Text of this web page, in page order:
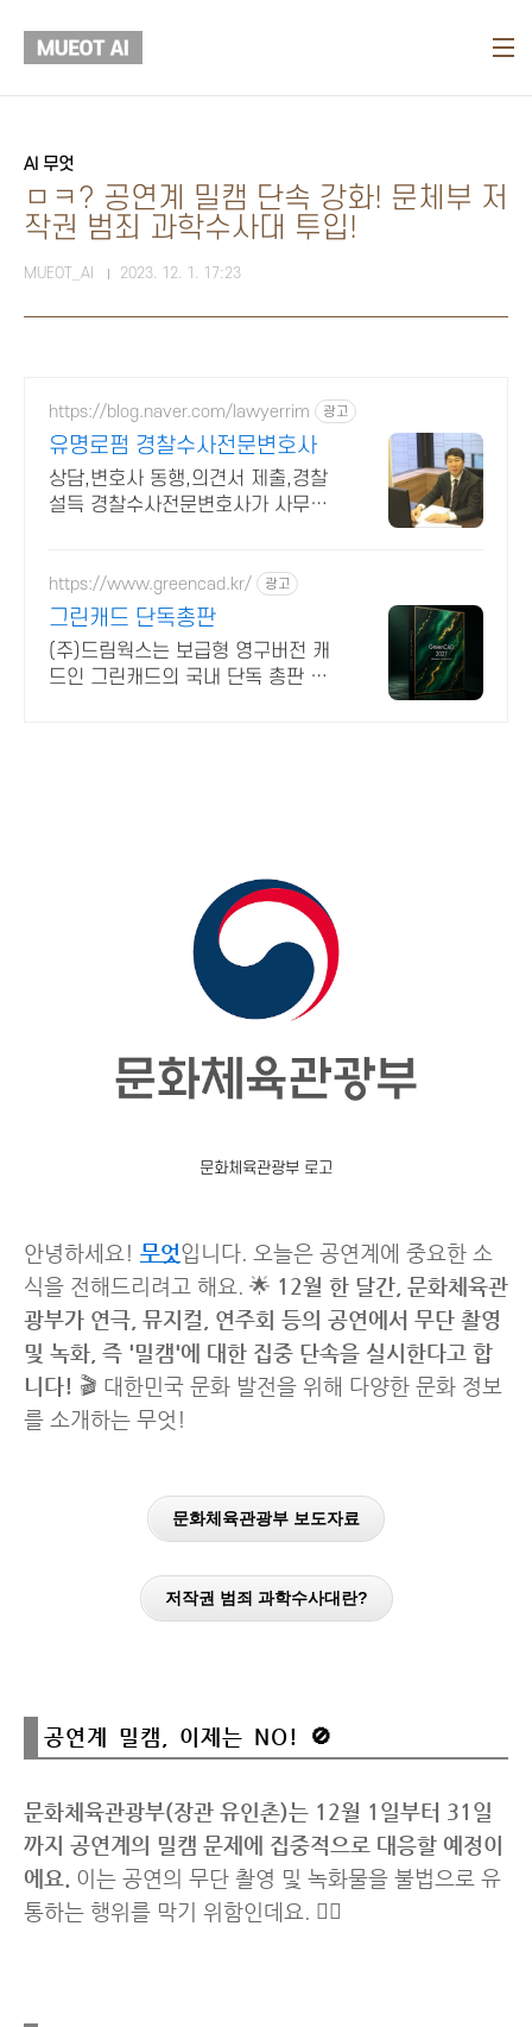
AI 무엇
ㅁㅋ? 공연계 밀캠 단속 강화! 문체부 저
작권 범죄 과학수사대 투입!
MUEOT_AI 2023. 12. 1. 17:23
https://blog.naver.com/lawyerrim 광고
유명로펌 경찰수사전문변호사
상담,변호사 동행,의견서 제출,경찰
설득 경찰수사전문변호사가 사무장
통신위원장출신 70여명협업가능
https://www.greencad.kr/ 광고
그린캐드 단독총판
(주)드림웍스는 보급형 영구버전 캐
드인 그린캐드의 국내 단독 총판 입
문화체육관광부 로고
안녕하세요! 무엇입니다. 오늘은 공연계에 중요한 소
식을 전해드리려고 해요. 🌟 12월 한 달간, 문화체육관
광부가 연극, 뮤지컬, 연주회 등의 공연에서 무단 촬영
및 녹화, 즉 '밀캠'에 대한 집중 단속을 실시한다고 합
니다! 🎬 대한민국 문화 발전을 위해 다양한 문화 정보
를 소개하는 무엇!
문화체육관광부 보도자료
저작권 범죄 과학수사대란?
공연계 밀캠, 이제는 NO! 🚫
문화체육관광부(장관 유인촌)는 12월 1일부터 31일
까지 공연계의 밀캠 문제에 집중적으로 대응할 예정이
에요. 이는 공연의 무단 촬영 및 녹화물을 불법으로 유
통하는 행위를 막기 위함인데요. 🕵️‍♂️